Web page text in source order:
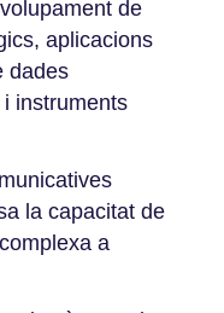
de
aplicacions
dades
instruments
la capacitat de
a